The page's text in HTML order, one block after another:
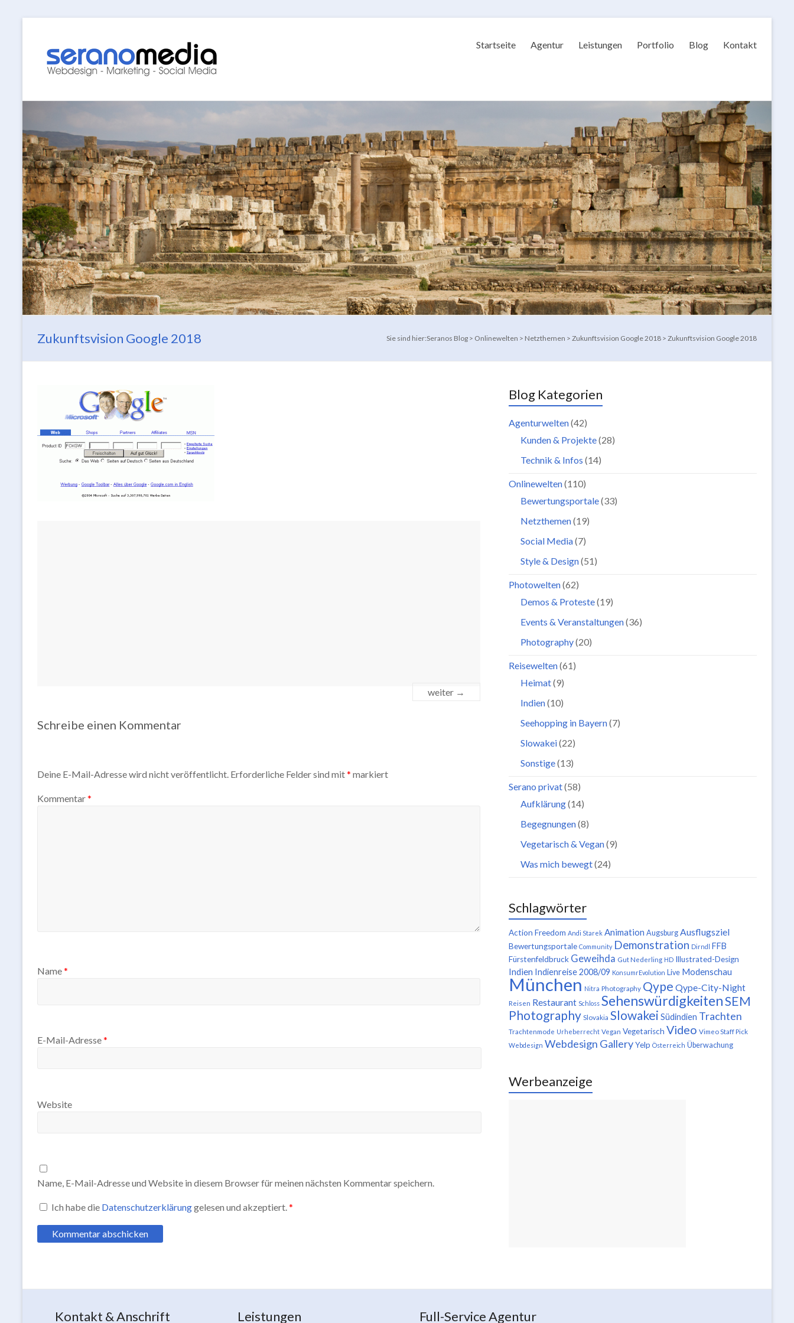
Startseite Agentur Leistungen Portfolio Blog Kontakt
Zukunftsvision Google 2018 Sie sind hier:Seranos Blog > Onlinewelten > Netzthemen > Zukunftsvision Google 2018 > Zukunftsvision Google 2018
weiter →
Schreibe einen Kommentar
Deine E-Mail-Adresse wird nicht veröffentlicht. Erforderliche Felder sind mit* markiert
Kommentar*
Name*
E-Mail-Adresse*
Website
Name, E-Mail-Adresse und Website in diesem Browser für meinen nächsten Kommentar speichern.
Ich habe die Datenschutzerklärunggelesen und akzeptiert.*
Blog Kategorien
Agenturwelten(42)
Kunden & Projekte(28)
Technik & Infos (14)
Onlinewelten(110)
Bewertungsportale(33)
Netzthemen(19)
Social Media(7)
Style & Design(51)
Photowelten(62)
Demos & Proteste(19)
Events & Veranstaltungen(36)
Photography(20)
Reisewelten(61)
Heimat(9)
Indien(10)
Seehopping in Bayern(7)
Slowakei(22)
Sonstige(13)
Serano privat(58)
Aufklärung(14)
Begegnungen(8)
Vegetarisch & Vegan(9)
Was mich bewegt(24)
Schlagwörter
Action Freedom Andi Starek Animation Augsburg Ausflugsziel
Bewertungsportale Community Demonstration Dirndl FFB
Fürstenfeldbruck Geweihda Gut Nederling HD Illustrated-Design
Indien Indienreise 2008/09 KonsumrEvolution Live Modenschau
München Nitra Photography Qype Qype-City-Night
Reisen Restaurant Schloss SehenswürdigkeitenSEM
Photography Slovakia Slowakei Südindien Trachten
Trachtenmode Urheberrecht Vegan Vegetarisch Video Vimeo Staff Pick
Webdesign Webdesign GalleryYelp Österreich Überwachung
Werbeanzeige
Kontakt & Anschrift Leistungen Full-Service Agentur